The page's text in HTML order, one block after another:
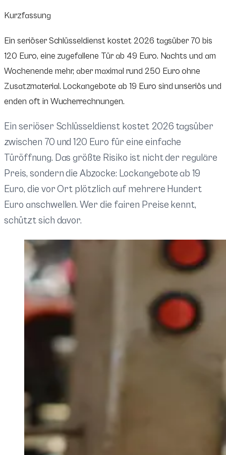
Kurzfassung
Ein seriöser Schlüsseldienst kostet 2026 tagsüber 70 bis
120 Euro, eine zugefallene Tür ab 49 Euro. Nachts und am
Wochenende mehr, aber maximal rund 250 Euro ohne
Zusatzmaterial. Lockangebote ab 19 Euro sind unseriös und
enden oft in Wucherrechnungen.
Ein seriöser Schlüsseldienst kostet 2026 tagsüber
zwischen 70 und 120 Euro für eine einfache
Türöffnung. Das größte Risiko ist nicht der reguläre
Preis, sondern die Abzocke: Lockangebote ab 19
Euro, die vor Ort plötzlich auf mehrere Hundert
Euro anschwellen. Wer die fairen Preise kennt,
schützt sich davor.